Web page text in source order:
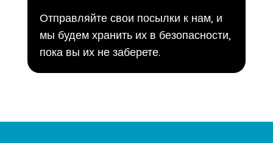
Отправляйте свои посылки к нам, и
мы будем хранить их в безопасности,
пока вы их не заберете.